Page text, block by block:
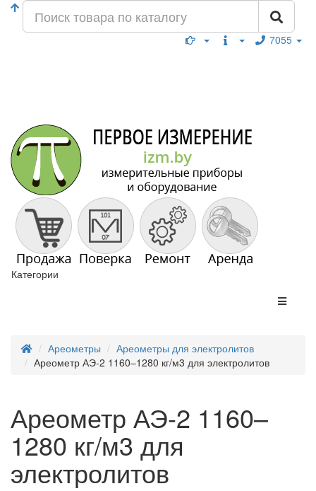
7055
Категории
Ареометры
Ареометры для электролитов
Ареометр АЭ-2 1160–1280 кг/м3 для электролитов
Ареометр АЭ-2 1160–
1280 кг/м3 для
электролитов